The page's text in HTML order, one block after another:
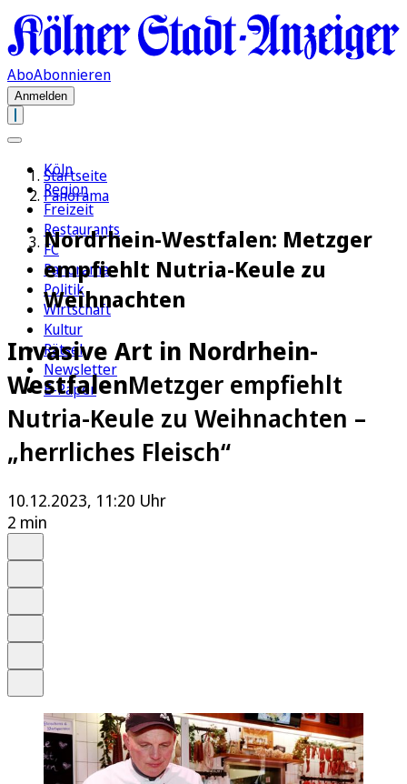
AboAbonnieren
Anmelden
Köln
Region
Freizeit
Restaurants
FC
Panorama
Politik
Wirtschaft
Kultur
Rätsel
Newsletter
E-Paper
Startseite
Panorama
Nordrhein-Westfalen: Metzger
empfiehlt Nutria-Keule zu
Weihnachten
Invasive Art in Nordrhein-
WestfalenMetzger empfiehlt
Nutria-Keule zu Weihnachten –
„herrliches Fleisch“
10.12.2023, 11:20 Uhr
2 min